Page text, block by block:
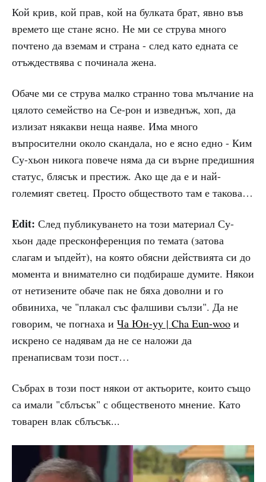
Кой крив, кой прав, кой на булката брат, явно във
времето ще стане ясно. Не ми се струва много
почтено да вземам и страна - след като едната се
отъждествява с починала жена.
Обаче ми се струва малко странно това мълчание на
цялото семейство на Се-рон и изведнъж, хоп, да
излизат някакви неща наяве. Има много
въпросителни около скандала, но е ясно едно - Ким
Су-хьон никога повече няма да си върне предишния
статус, блясък и престиж. Ако ще да е и най-
големият светец. Просто обществото там е такова…
Edit: След публикуването на този материал Су-
хьон даде пресконференция по темата (затова
слагам и ъпдейт), на която обясни действията си до
момента и внимателно си подбираше думите. Някои
от нетизените обаче пак не бяха доволни и го
обвиниха, че "плакал със фалшиви сълзи". Да не
говорим, че погнаха и Ча Юн-уу | Cha Eun-woo и
искрено се надявам да не се наложи да
пренаписвам този пост…
Събрах в този пост някои от актьорите, които също
са имали "сблъсък" с общественото мнение. Като
товарен влак сблъсък...